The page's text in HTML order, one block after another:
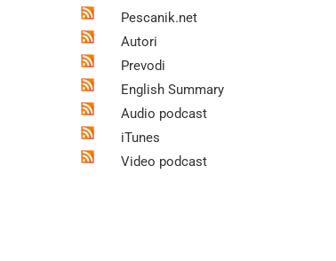
Pescanik.net
Autori
Prevodi
English Summary
Audio podcast
iTunes
Video podcast